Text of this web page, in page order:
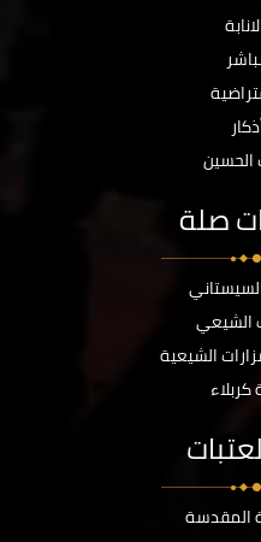
صلة
الشيعي
الشيعية
المقدسة